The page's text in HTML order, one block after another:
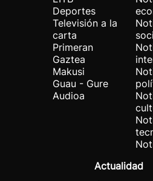
Deportes
Televisión a la
carta
Primeran
Gaztea
Makusi
Guau - Gure
Audioa
Actualidad